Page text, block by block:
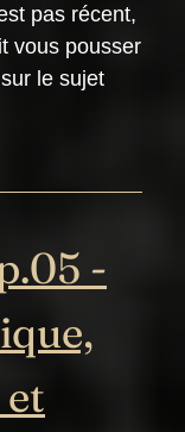
pas récent,
vous pousser
le sujet
-